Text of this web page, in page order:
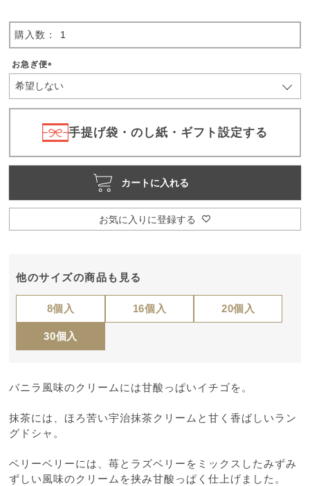
お気に入りに登録する
カートに入れる
お急ぎ便
必
手提げ袋・のし紙・ギフト設定する
他のサイズの商品も見る
8個入 16個入 20個入
30個入
バニラ風味のクリームには甘酸っぱいイチゴを。
抹茶には、ほろ苦い宇治抹茶クリームと甘く香ばしいラン
グドシャ。
ベリーベリーには、苺とラズベリーをミックスしたみずみ
ずしい風味のクリームを挟み甘酸っぱく仕上げました。